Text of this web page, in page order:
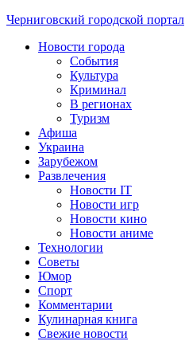
Черниговский городской портал
Новости города
События
Культура
Криминал
В регионах
Туризм
Афиша
Украина
Зарубежом
Развлечения
Новости IT
Новости игр
Новости кино
Новости аниме
Технологии
Советы
Юмор
Спорт
Комментарии
Кулинарная книга
Свежие новости